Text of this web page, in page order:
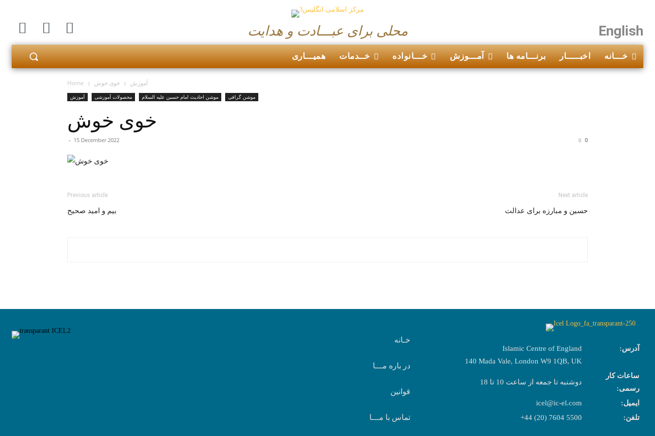
محلی برای عبـــادت و هدایت English
همیـــاری خــدمات خـــانواده آمـــوزش برنـــامه ها اخبـــــار خـــانه
Home آموزش خوی خوش
آموزش محصولات آموزشی موشن احادیث امام حسین علیه السلام موشن گرافی
خوی خوش
- 15 December 2022 0
Previous article
بیم و امید صحیح
Next article
حسین و مبارزه برای عدالت
خـانه
در باره مـــا
قوانین
تماس با مـــا
Islamic Centre of England
140 Mada Vale, London W9 1QB, UK
آدرس:
دوشنبه تا جمعه از ساعت 10 تا 18
ساعات کار
رسمی:
icel@ic-el.com
ایمیل:
+44 (20) 7604 5500
تلفن: